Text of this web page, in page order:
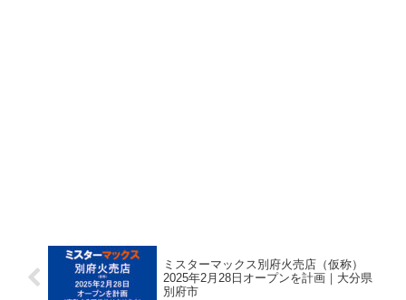
ミスターマックス別府火売店（仮称）
2025年2月28日オープンを計画｜大分県
別府市